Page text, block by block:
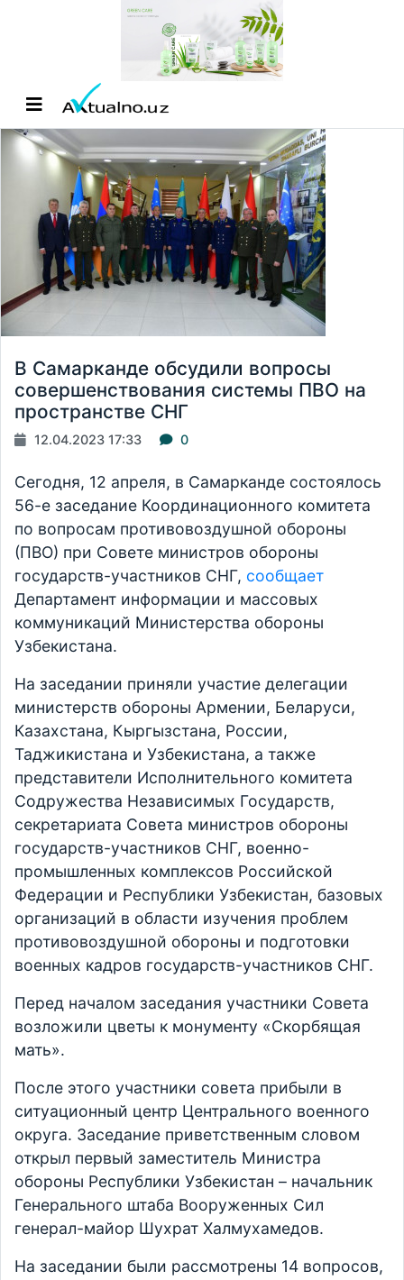
В Самарканде обсудили вопросы
совершенствования системы ПВО на
пространстве СНГ
12.04.2023 17:33 0
Сегодня, 12 апреля, в Самарканде состоялось
56-е заседание Координационного комитета
по вопросам противовоздушной обороны
(ПВО) при Совете министров обороны
государств-участников СНГ, сообщает
Департамент информации и массовых
коммуникаций Министерства обороны
Узбекистана.
На заседании приняли участие делегации
министерств обороны Армении, Беларуси,
Казахстана, Кыргызстана, России,
Таджикистана и Узбекистана, а также
представители Исполнительного комитета
Содружества Независимых Государств,
секретариата Совета министров обороны
государств-участников СНГ, военно-
промышленных комплексов Российской
Федерации и Республики Узбекистан, базовых
организаций в области изучения проблем
противовоздушной обороны и подготовки
военных кадров государств-участников СНГ.
Перед началом заседания участники Совета
возложили цветы к монументу «Скорбящая
мать».
После этого участники совета прибыли в
ситуационный центр Центрального военного
округа. Заседание приветственным словом
открыл первый заместитель Министра
обороны Республики Узбекистан – начальник
Генерального штаба Вооруженных Сил
генерал-майор Шухрат Халмухамедов.
На заседании были рассмотрены 14 вопросов,